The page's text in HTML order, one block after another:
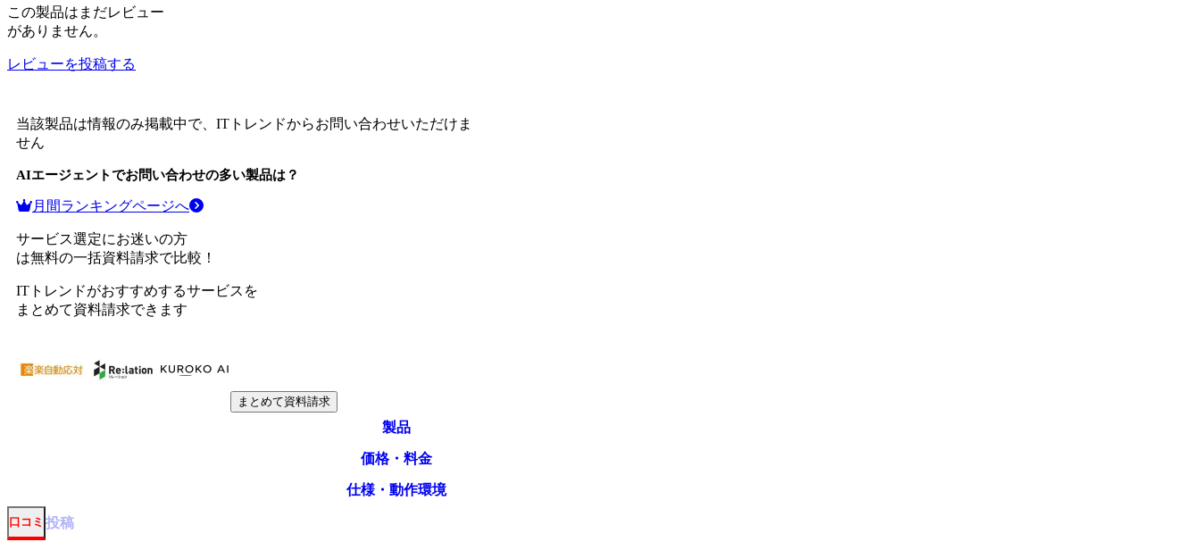
この製品はまだレビュー
がありません。
レビューを投稿する
当該製品は情報のみ掲載中で、ITトレンドからお問い合わせいただけま
せん
AIエージェントでお問い合わせの多い製品は？
月間ランキングページへ
サービス選定にお迷いの方
は無料の一括資料請求で比較！
ITトレンドがおすすめするサービスを
まとめて資料請求できます
まとめて資料請求
製品
価格・料金
仕様・動作環境
口コミ 投稿